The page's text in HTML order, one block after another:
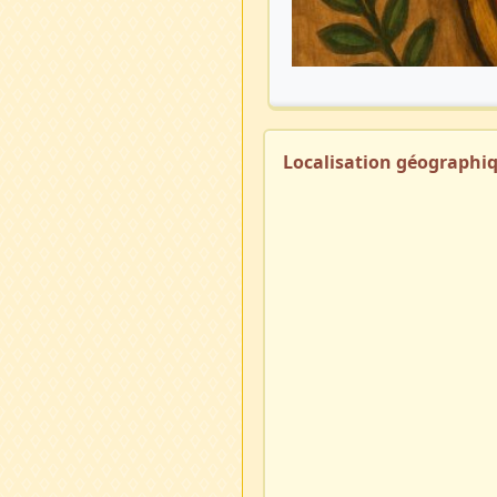
Localisation